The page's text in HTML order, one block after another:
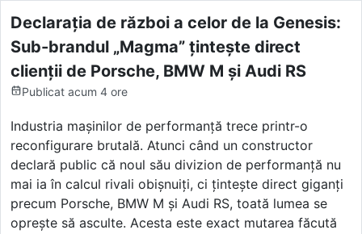
Declarația de război a celor de la Genesis:
Sub-brandul „Magma” țintește direct
clienții de Porsche, BMW M și Audi RS
Publicat acum 4 ore
Industria mașinilor de performanță trece printr-o
reconfigurare brutală. Atunci când un constructor
declară public că noul său divizion de performanță nu
mai ia în calcul rivali obișnuiți, ci țintește direct giganți
precum Porsche, BMW M și Audi RS, toată lumea se
oprește să asculte. Acesta este exact mutarea făcută